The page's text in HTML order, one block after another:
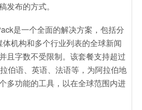
发布的方式。
是一个全面的解决方案，包括分
机构和多个行业列表的全球新闻
且字数不受限制。该套餐支持超过
伯语、英语、法语等，为阿拉伯地
多功能的工具，以在全球范围内进